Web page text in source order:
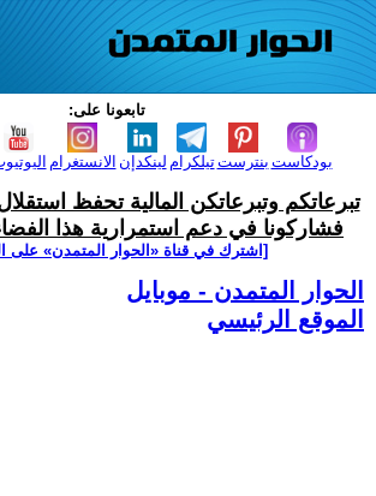
تابعونا على:
الانستغرام لينكدإن تيلكرامبنترست بودكاست
تبرعاتكم وتبرعاتكن المالية تحفظ
فشاركونا في دعم استمرارية هذا
[اشترك في قناة ‫«الحوار المتمدن» على
الحوار المتمدن - موبايل
الموقع الرئيسي